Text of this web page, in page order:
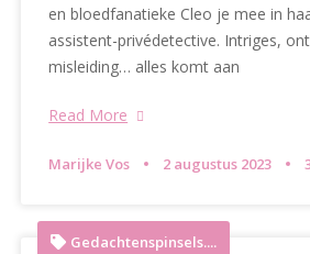
en bloedfanatieke Cleo je mee in
assistent-privédetective. Intriges,
misleiding… alles komt aan
Read More
Marijke Vos 2 augustus 2023
Gedachtenspinsels....